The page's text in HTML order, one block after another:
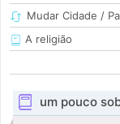
Mudar Cidade /
A religião
um pouco